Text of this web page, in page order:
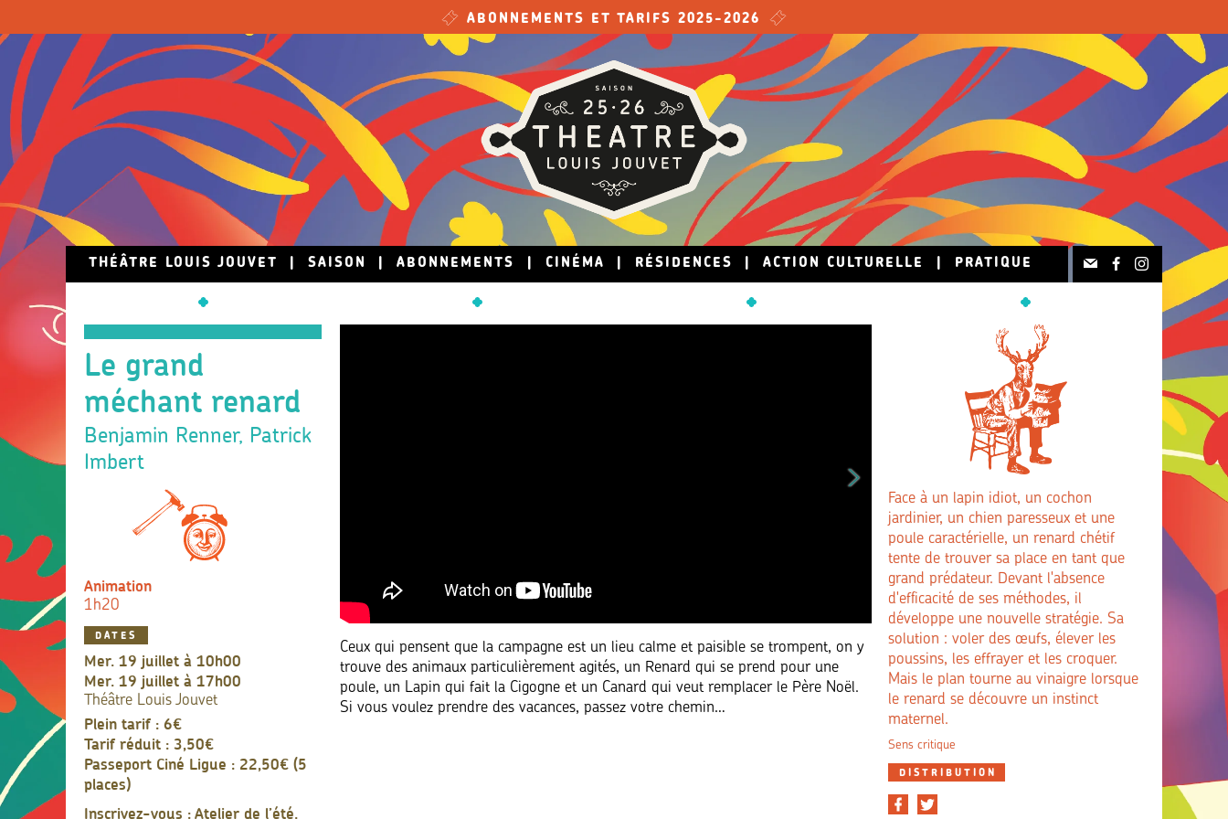
ABONNEMENTS ET TARIFS 2025-2026
THÉÂTRE LOUIS JOUVET SAISON ABONNEMENTS CINÉMA RÉSIDENCES ACTION CULTURELLE PRATIQUE
Le grand
méchant renard
Benjamin Renner, Patrick
Imbert
Animation
1h20
DATES
mer. 19 juillet à 10h00
mer. 19 juillet à 17h00
Théâtre Louis Jouvet
Plein tarif : 6€
Tarif réduit : 3,50€
Passeport Ciné Ligue : 22,50€ (5
places)
Inscrivez-vous : Atelier de l’été.
Ceux qui pensent que la campagne est un lieu calme et paisible se trompent, on y
trouve des animaux particulièrement agités, un Renard qui se prend pour une
poule, un Lapin qui fait la Cigogne et un Canard qui veut remplacer le Père Noël.
Si vous voulez prendre des vacances, passez votre chemin…
Face à un lapin idiot, un cochon
jardinier, un chien paresseux et une
poule caractérielle, un renard chétif
tente de trouver sa place en tant que
grand prédateur. Devant l'absence
d'efficacité de ses méthodes, il
développe une nouvelle stratégie. Sa
solution : voler des œufs, élever les
poussins, les effrayer et les croquer.
Mais le plan tourne au vinaigre lorsque
le renard se découvre un instinct
maternel.
Sens critique
DISTRIBUTION